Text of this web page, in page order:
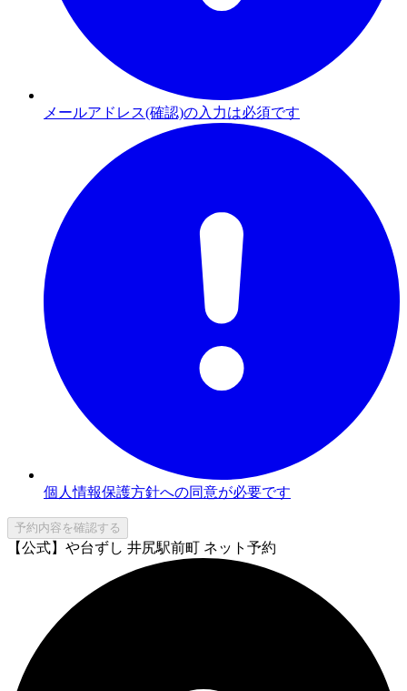
メールアドレス(確認)の入力は必須です
個人情報保護方針への同意が必要です
予約内容を確認する
【公式】や台ずし 井尻駅前町 ネット予約